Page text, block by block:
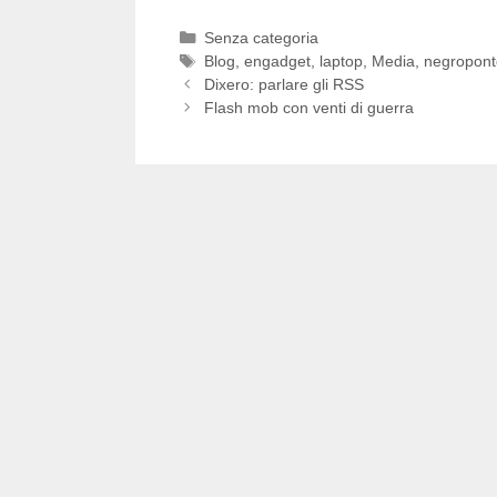
Categorie
Senza categoria
Tag
Blog, engadget, laptop, Media,
Dixero: parlare gli RSS
Flash mob con venti di guerra